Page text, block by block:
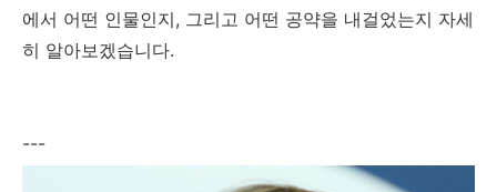
에서 어떤 인물인지, 그리고 어떤 공약을 내걸었는지 자세
히 알아보겠습니다.
---